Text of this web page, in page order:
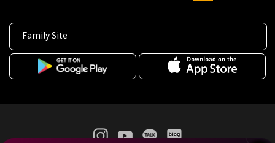
Family Site